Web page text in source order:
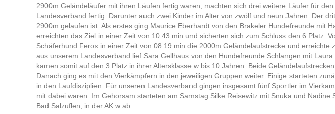
2900m Geländeläufer mit ihren Läufen fertig waren, machten sich drei weitere Läufer für
Landesverband fertig. Darunter auch zwei Kinder im Alter von zwölf und neun Jahren. Der
2900m gelaufen ist. Als erstes ging Maurice Eberhardt von den Brakeler Hundefreunde mit
erreichten das Ziel in einer Zeit von 10:43 min und sicherten sich zum Schluss den 6.Platz.
Schäferhund Ferox in einer Zeit von 08:19 min die 2000m Geländelaufstrecke und erreichte
aus unserem Landesverband lief Sara Gellhaus von den Hundefreunde Schlangen mit
kamen somit auf den 3.Platz in ihrer Altersklasse w bis 10 Jahren. Beide
Danach ging es mit den Vierkämpfern in den jeweiligen Gruppen weiter. Einige starteten
in den Laufdisziplien. Für unseren Landesverband gingen insgesamt fünf Sportler im
mit dabei waren. Im Gehorsam starteten am Samstag Silke Reisewitz mit Snuka und Nadine
Bad Salzuflen, in der AK w ab